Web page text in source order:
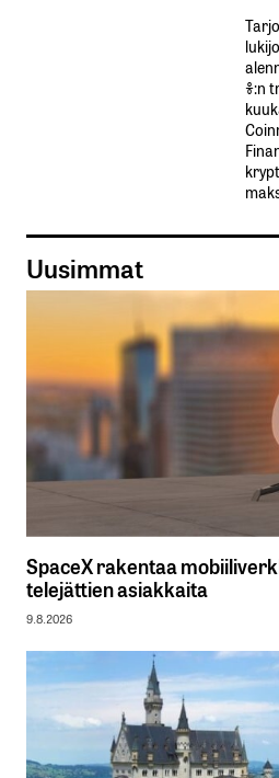
%:n
Uusimmat
SpaceX rakentaa
telejättien asiakkaita
9.8.2026